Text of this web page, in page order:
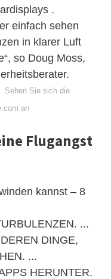
.
einfach sehen
in klarer Luft
so Doug Moss,
Sehen Sie sich die
an
Flugangst
kannst – 8
...
DINGE,
...
HERUNTER.